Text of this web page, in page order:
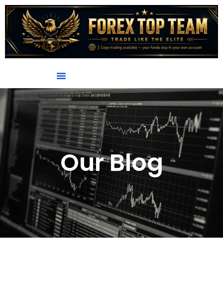
Our Blog